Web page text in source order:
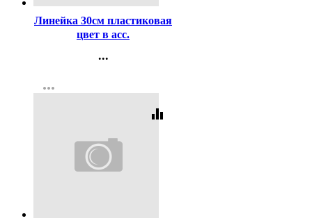
Линейка 30см пластиковая
цвет в асс.
двусторонняя deVENTE
...
Регистрация
more_horiz
equalizer